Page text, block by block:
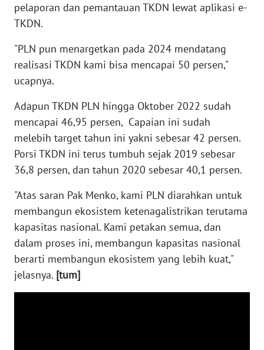
pelaporan dan pemantauan TKDN lewat aplikasi e-
TKDN.
"PLN pun menargetkan pada 2024 mendatang
realisasi TKDN kami bisa mencapai 50 persen,"
ucapnya.
Adapun TKDN PLN hingga Oktober 2022 sudah
mencapai 46,95 persen, Capaian ini sudah
melebih target tahun ini yakni sebesar 42 persen.
Porsi TKDN ini terus tumbuh sejak 2019 sebesar
36,8 persen, dan tahun 2020 sebesar 40,1 persen.
"Atas saran Pak Menko, kami PLN diarahkan untuk
membangun ekosistem ketenagalistrikan terutama
kapasitas nasional. Kami petakan semua, dan
dalam proses ini, membangun kapasitas nasional
berarti membangun ekosistem yang lebih kuat,"
jelasnya. [tum]
WN
SULTENG
WN
SULBAR
BABEL
WN
SUMBAR
SUMSEL
WN
BENGKULU
WN
LAMPUNG